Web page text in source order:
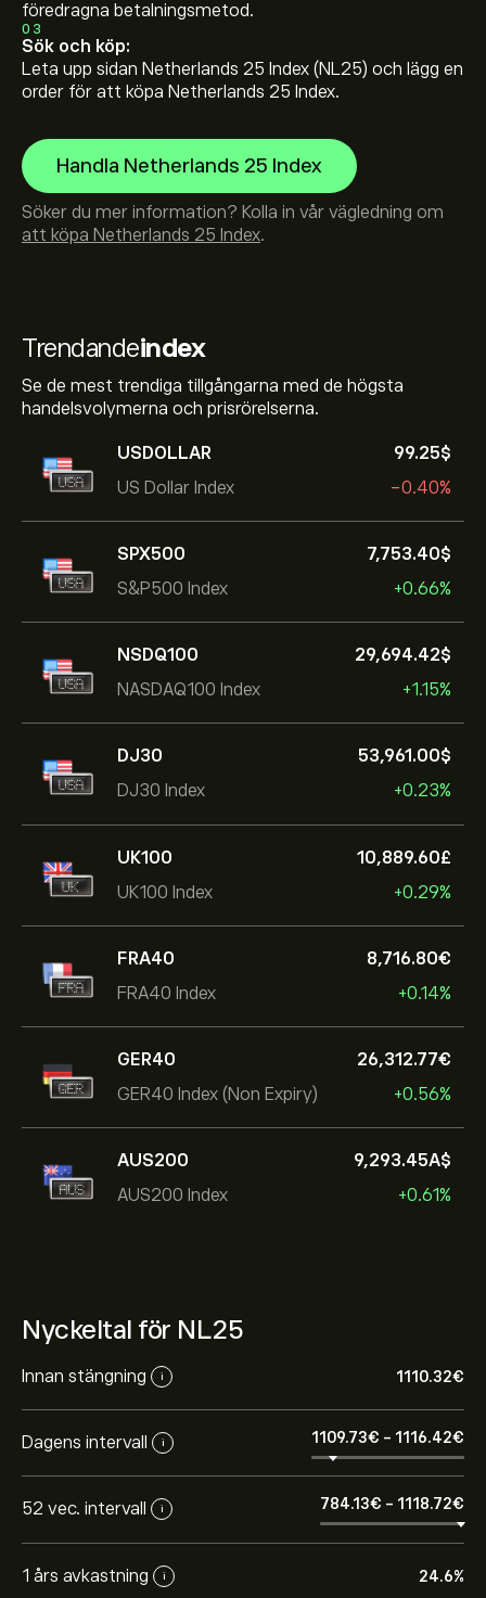
Trendandeindex
Se de mest trendiga tillgångarna med de högsta
handelsvolymerna och prisrörelserna.
USDOLLAR
US Dollar Index
99.25‎$‎
-0.40%
SPX500
S&P500 Index
7,753.40‎$‎
+0.66%
NSDQ100
NASDAQ100 Index
29,694.42‎$‎
+1.15%
DJ30
DJ30 Index
53,961.00‎$‎
+0.23%
UK100
UK100 Index
10,889.60‎£‎
+0.29%
FRA40
FRA40 Index
8,716.80‎€‎
+0.14%
GER40
GER40 Index (Non Expiry)
26,312.77‎€‎
+0.56%
AUS200
AUS200 Index
9,293.45‎A$‎
+0.61%
Nyckeltal för NL25
Innan stängning i 1110.32‎€‎
Dagens intervall i 1109.73‎€‎ - 1116.42‎€‎
52 vec. intervall i 784.13‎€‎ - 1118.72‎€‎
1 års avkastning i 24.6%
föredragna betalningsmetod.
03
Sök och köp:
Leta upp sidan Netherlands 25 Index (NL25) och lägg en
order för att köpa Netherlands 25 Index.
Handla Netherlands 25 Index
Söker du mer information? Kolla in vår vägledning om
att köpa Netherlands 25 Index.